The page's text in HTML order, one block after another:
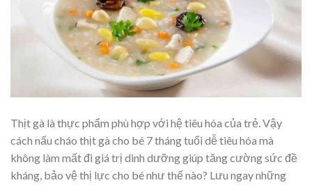
Thịt gà là thực phẩm phù hợp với hệ tiêu hóa của trẻ. Vậy
cách nấu cháo thịt gà cho bé 7 tháng tuổi dễ tiêu hóa mà
không làm mất đi giá trị dinh dưỡng giúp tăng cường sức đề
kháng, bảo vệ thị lực cho bé như thế nào? Lưu ngay những